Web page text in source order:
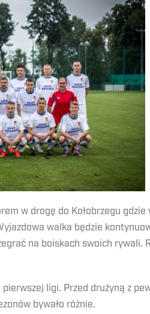
w drogę do Kołobrzegu
walka będzie
na boiskach swoich rywali.
ligi. Przed drużyną z
bywało różnie.